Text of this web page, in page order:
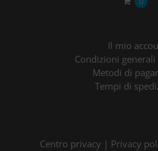
Il mio
Condizioni
Metodi di
Tempi di
Centro privacy | Privacy